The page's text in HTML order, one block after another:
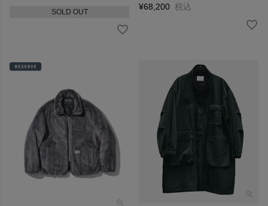
SOLD OUT
¥68,200 税込